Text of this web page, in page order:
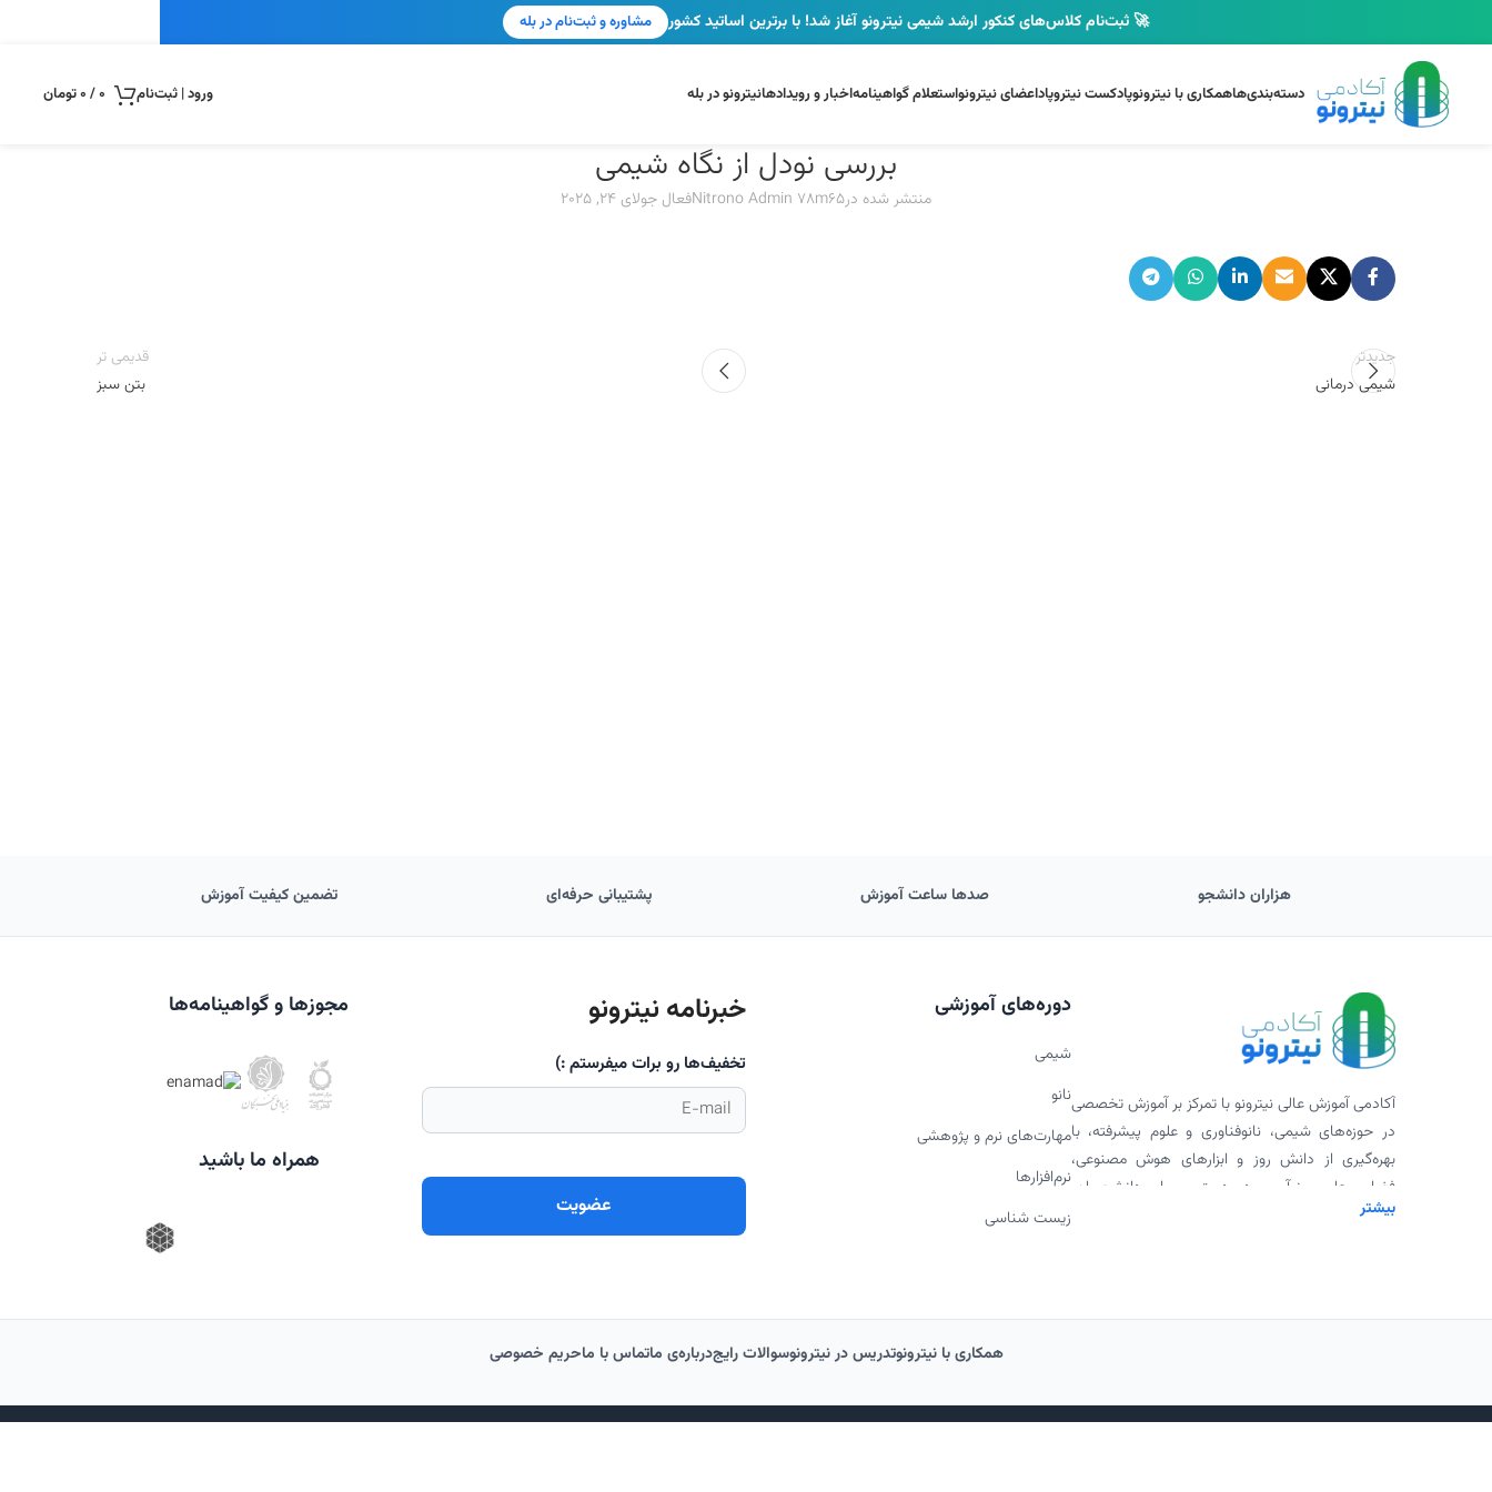
دسته‌بندی‌هاهمکاری با نیترونوپادکست نیتروپاداعضای نیترونواستعلام گواهینامهاخبار و رویدادهانیترونو در بله ورود | ثبت‌نام 0
/
0تومان
بررسی نودل از نگاه شیمی
منتشر شده درNitrono Admin 78m65فعال جولای 24, 2025
جدیدتر
شیمی درمانی
قدیمی تر
بتن سبز
هزاران دانشجو صدها ساعت آموزش پشتیبانی حرفه‌ای تضمین کیفیت آموزش
آکادمی آموزش عالی نیترونو با تمرکز بر آموزش تخصصی
در حوزه‌های شیمی، نانوفناوری و علوم پیشرفته، با
بهره‌گیری از دانش روز و ابزارهای هوش مصنوعی،
فضایی علمی، نوآور و در دسترس برای دانشجویان،
پژوهشگران و علاقه‌مندان فراهم کرده است. ارائه
اثربخش است.
بیشتر
دوره‌های آموزشی
شیمی
نانو
مهارت‌های نرم و پژوهشی
نرم‌افزارها
زیست شناسی
خبرنامه نیترونو
تخفیف‌ها رو برات میفرستم :)
مجوزها و گواهینامه‌ها
همراه ما باشید
همکاری با نیترونوتدریس در نیترونوسوالات رایجدرباره‌‌ی ماتماس با ماحریم خصوصی
🚀 ثبت‌نام کلاس‌های کنکور ارشد شیمی نیترونو آغاز شد! با برترین اساتید کشور مشاوره و ثبت‌نام در بله